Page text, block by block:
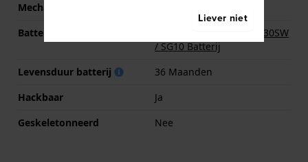
Mechanisme
Batterij
Renata R390 390 / SR1130SW
/ SG10 Batterij
Levensduur batterij
36 Maanden
Hackbaar
Ja
Geskeletonneerd
Nee
Liever niet